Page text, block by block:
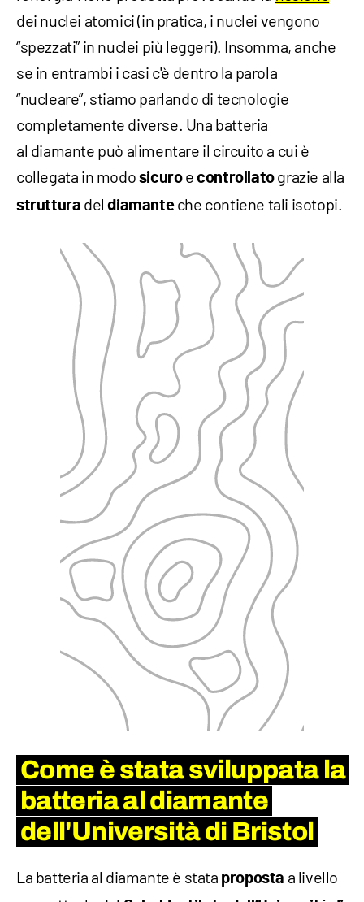
dei nuclei atomici (in pratica, i nuclei vengono
“spezzati” in nuclei più leggeri). Insomma, anche
se in entrambi i casi c'è dentro la parola
“nucleare”, stiamo parlando di tecnologie
completamente diverse. Una batteria
al diamante può alimentare il circuito a cui è
collegata in modo sicuroecontrollatograzie alla
struttura deldiamanteche contiene tali isotopi.
Come è stata sviluppata la
batteria al diamante
dell'Università di Bristol
La batteria al diamante è stata proposta a livello